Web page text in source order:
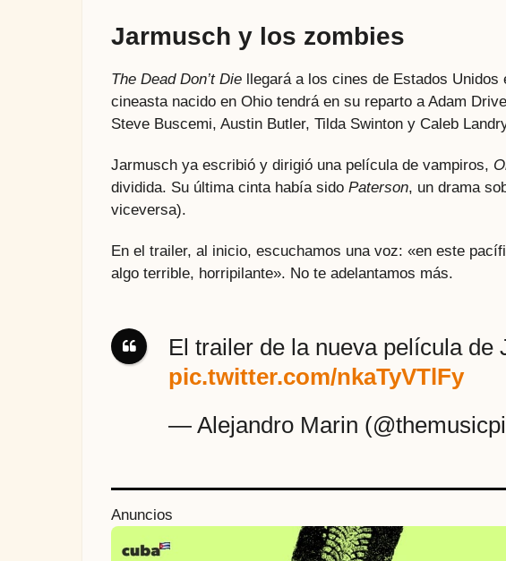
Jarmusch y los zombies
The Dead Don’t Die llegará a los cines de Estados
cineasta nacido en Ohio tendrá en su reparto a Adam
Steve Buscemi, Austin Butler, Tilda Swinton y Caleb
Jarmusch ya escribió y dirigió una película de vampiros,
dividida. Su última cinta había sido Paterson, un drama
viceversa).
En el trailer, al inicio, escuchamos una voz: «en este
algo terrible, horripilante». No te adelantamos más.
El trailer de la nueva película de
pic.twitter.com/nkaTyVTlFy
— Alejandro Marin
Anuncios
P
o